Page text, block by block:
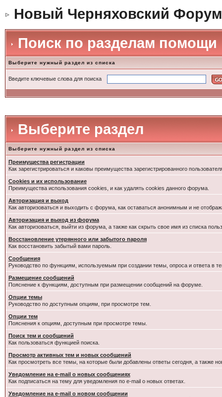
Новый Черняховский Форум
Поиск по разделам помощи
Выберите нужный раздел из списка
Введите ключевые слова для поиска
Выберите раздел
Выберите нужный раздел из списка
Преимущества регистрации
Как зарегистрироваться и каковы преимущества зарегистрированного
Cookies и их использование
Преимущества использования cookies, и как удалять cookies данного форума.
Авторизация и выход
Как авторизоваться и выходить с форума, как оставаться анонимным и не
Авторизация и выход из форума
Как авторизоваться, выйти из форума, а также как скрыть свое имя из списка
Восстановление утерянного или забытого пароля
Как восстановить забытый вами пароль.
Сообщения
Руководство по функциям, используемым при создании темы, опроса и ответа в
Размещение сообщений
Пояснение к функциям, доступным при размещении сообщений на форуме.
Опции темы
Руководство по доступным опциям, при просмотре тем.
Опции тем
Пояснения к опциям, доступным при просмотре темы.
Поиск тем и сообщений
Как пользоваться функцией поиска.
Просмотр активных тем и новых сообщений
Как просмотреть все темы, на которые были добавлены ответы сегодня, а также
Уведомление на e-mail о новых сообщениях
Как подписаться на тему для уведомления по e-mail о новых ответах.
Уведомление на е-mail о новом сообщении